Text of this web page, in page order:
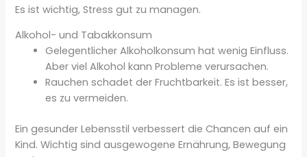
Es ist wichtig, Stress gut zu managen.
Alkohol- und Tabakkonsum
Gelegentlicher Alkoholkonsum hat wenig Einfluss.
Aber viel Alkohol kann Probleme verursachen.
Rauchen schadet der Fruchtbarkeit. Es ist besser,
es zu vermeiden.
Ein gesunder Lebensstil verbessert die Chancen auf ein
Kind. Wichtig sind ausgewogene Ernährung, Bewegung